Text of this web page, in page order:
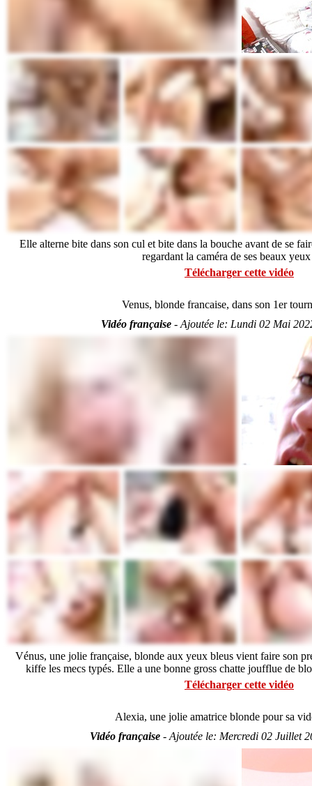
Elle alterne bite dans son cul et bite dans la bouche avant de se
regardant la caméra de ses beaux
Télécharger cette vidéo
Venus, blonde francaise, dans son 1er
Vidéo française- Ajoutée le: Lundi 02 Mai
Vénus, une jolie française, blonde aux yeux bleus vient faire son
kiffe les mecs typés. Elle a une bonne gross chatte joufflue de
Télécharger cette vidéo
Alexia, une jolie amatrice blonde pour sa
Vidéo française- Ajoutée le: Mercredi 02 Juillet